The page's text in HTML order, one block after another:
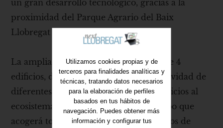
un gran desarrollo tecnológico, gracias a la
proximidad del Parque Agrario del Baix
Llobregat
La ampliación del DFactory constará de 4
edificios, dos destinados a acoger la actividad de
diferentes empresas, otro para dar servicios al
ecosistema DFactory además de un cubo que
acogerá todo tipo de eventos y congresos de
Utilizamos cookies propias y de
terceros para finalidades analíticas y
técnicas, tratando datos necesarios
para la elaboración de perfiles
basados en tus hábitos de
navegación. Puedes obtener más
información y configurar tus